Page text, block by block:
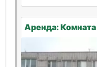
Аренда: Комната